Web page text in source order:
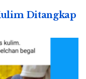
Ditangkap